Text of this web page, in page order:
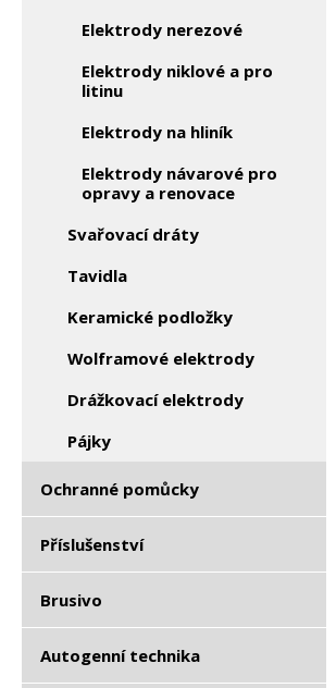
Elektrody nerezové
Elektrody niklové a pro
litinu
Elektrody na hliník
Elektrody návarové pro
opravy a renovace
Svařovací dráty
Tavidla
Keramické podložky
Wolframové elektrody
Drážkovací elektrody
Pájky
Ochranné pomůcky
Příslušenství
Brusivo
Autogenní technika